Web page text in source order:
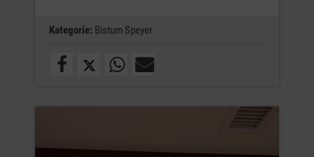
Kategorie: Bistum Speyer